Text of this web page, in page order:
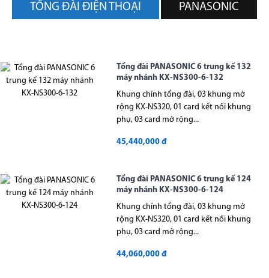
TỔNG ĐÀI ĐIỆN THOẠI PANASONIC
Tổng đài PANASONIC 6 trung kế 132
máy nhánh KX-NS300-6-132
Khung chính tổng đài, 03 khung mở
rộng KX-NS320, 01 card kết nối khung
phụ, 03 card mở rộng...
45,440,000 đ
Tổng đài PANASONIC 6 trung kế 124
máy nhánh KX-NS300-6-124
Khung chính tổng đài, 03 khung mở
rộng KX-NS320, 01 card kết nối khung
phụ, 03 card mở rộng...
44,060,000 đ